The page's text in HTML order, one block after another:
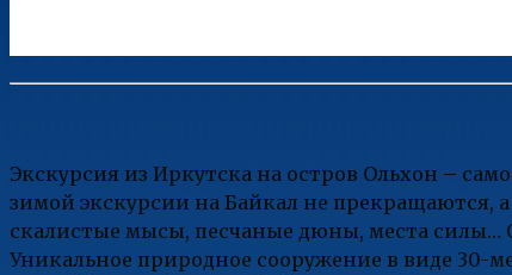
Экскурсия из Иркутска на остров Ольхон –
зимой экскурсии на Байкал не прекращаются,
скалистые мысы, песчаные дюны, места силы…
Уникальное природное сооружение в виде